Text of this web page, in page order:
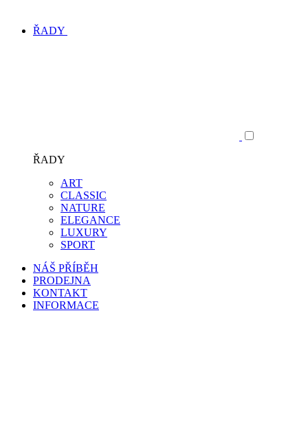
ŘADY
ŘADY
ART
CLASSIC
NATURE
ELEGANCE
LUXURY
SPORT
NÁŠ PŘÍBĚH
PRODEJNA
KONTAKT
INFORMACE